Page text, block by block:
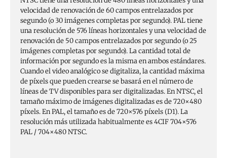
velocidad de renovación de 60 campos entrelazados por
segundo (o 30 imágenes completas por segundo). PAL tiene
una resolución de 576 líneas horizontales y una velocidad de
renovación de 50 campos entrelazados por segundo (o 25
imágenes completas por segundo). La cantidad total de
información por segundo es la misma en ambos estándares.
Cuando el video analógico se digitaliza, la cantidad máxima
de píxels que pueden crearse se basará en el número de
líneas de TV disponibles para ser digitalizadas. En NTSC, el
tamaño máximo de imágenes digitalizadas es de 720×480
píxels. En PAL, el tamaño es de 720×576 píxels (D1). La
resolución más utilizada habitualmente es 4CIF 704×576
PAL / 704×480 NTSC.